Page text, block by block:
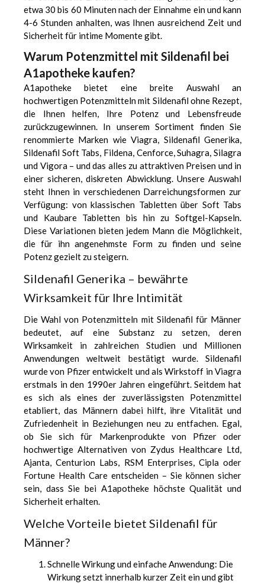
etwa 30 bis 60 Minuten nach der Einnahme ein und kann
4-6 Stunden anhalten, was Ihnen ausreichend Zeit und
Sicherheit für intime Momente gibt.
Warum Potenzmittel mit Sildenafil bei
A1apotheke kaufen?
A1apotheke bietet eine breite Auswahl an
hochwertigen Potenzmitteln mit Sildenafil ohne Rezept,
die Ihnen helfen, Ihre Potenz und Lebensfreude
zurückzugewinnen. In unserem Sortiment finden Sie
renommierte Marken wieViagra , Sildenafil Generika,
Sildenafil Soft Tabs, Fildena Cenforce,Suhagra ,Silagra
und Vigora– und das alles zu attraktiven Preisen und in
einer sicheren, diskreten Abwicklung. Unsere Auswahl
steht Ihnen in verschiedenen Darreichungsformen zur
Verfügung: von klassischen Tabletten über Soft Tabs
und Kaubare Tabletten bis hin zu Softgel-Kapseln.
Diese Variationen bieten jedem Mann die Möglichkeit,
die für ihn angenehmste Form zu finden und seine
Potenz gezielt zu steigern.
Sildenafil Generika – bewährte
Wirksamkeit für Ihre Intimität
Die Wahl von Potenzmitteln mit Sildenafil für Männer
bedeutet, auf eine Substanz zu setzen, deren
Wirksamkeit in zahlreichen Studien und Millionen
Anwendungen weltweit bestätigt wurde. Sildenafil
wurde von Pfizer entwickelt und als Wirkstoff in Viagra
erstmals in den 1990er Jahren eingeführt. Seitdem hat
es sich als eines der zuverlässigsten Potenzmittel
etabliert, das Männern dabei hilft, ihre Vitalität und
Zufriedenheit in Beziehungen neu zu entfachen. Egal,
ob Sie sich für Markenprodukte von Pfizer oder
hochwertige Alternativen von Zydus Healthcare Ltd,
Ajanta, Centurion Labs, RSM Enterprises, Cipla oder
Fortune Health Care entscheiden – Sie können sicher
sein, dass Sie bei A1apotheke höchste Qualität und
Sicherheit erhalten.
Welche Vorteile bietet Sildenafil für
Männer?
Schnelle Wirkung und einfache Anwendung: Die
Wirkung setzt innerhalb kurzer Zeit ein und gibt